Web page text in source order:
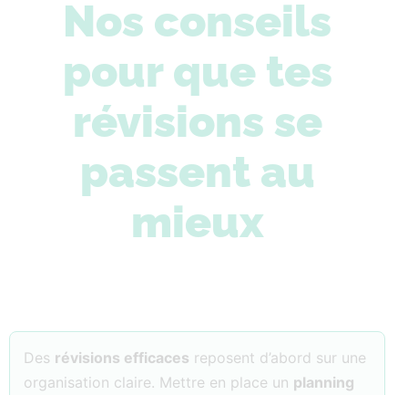
Nos conseils
pour que tes
révisions se
passent au
mieux
Des révisions efficaces reposent d’abord sur une
organisation claire. Mettre en place un planning